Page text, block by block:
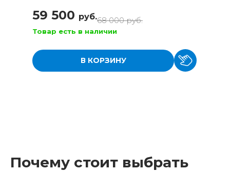
59 500 руб.68 000руб.
Товар есть в наличии
В КОРЗИНУ
Почему стоит выбрать